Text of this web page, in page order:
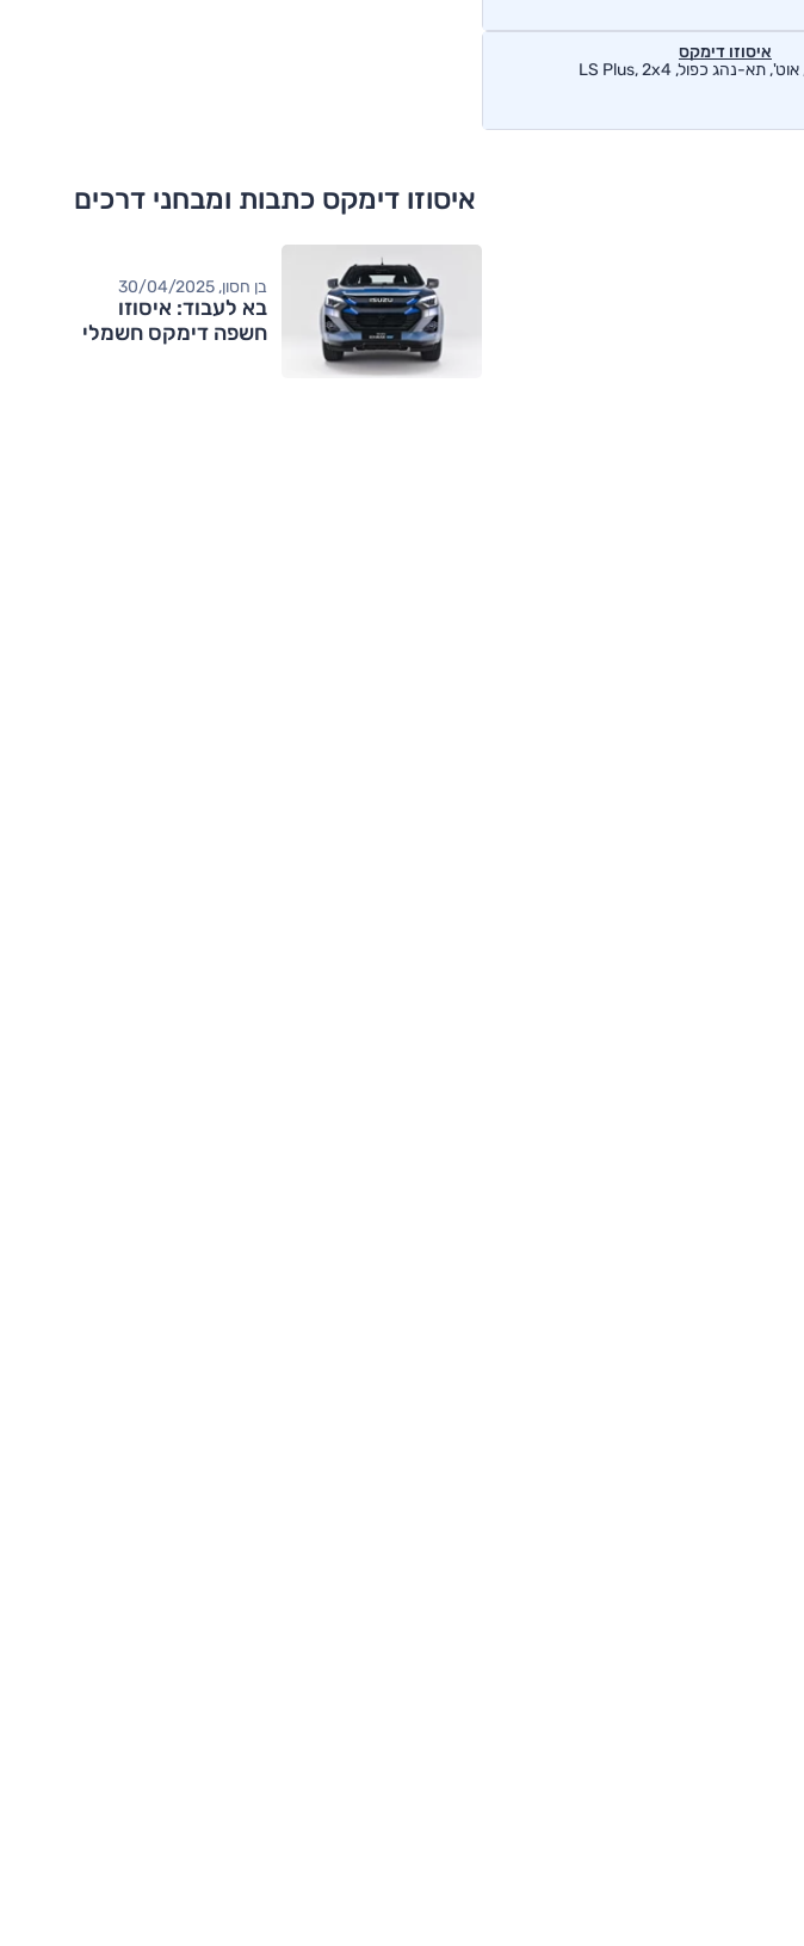
איסוזו דימקס
איסוזו דימקס כתבות ומבחני דרכים
בן חסון, 30/04/2025
בא לעבוד: איסוזו
חשפה דימקס חשמלי